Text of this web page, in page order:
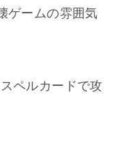
ゲームの雰囲気
ペルカードで攻